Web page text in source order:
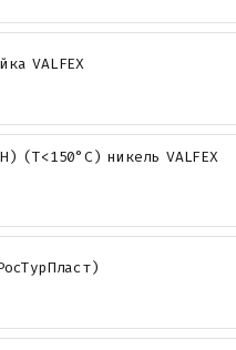
VALFEX
(Т<150°С) никель VALFEX